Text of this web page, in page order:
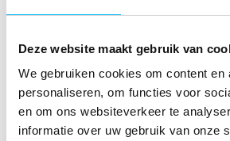
Deze website maakt gebruik van
We gebruiken cookies om content en
personaliseren, om functies voor
en om ons websiteverkeer te
informatie over uw gebruik van onze
curaçao/mykonos/wit